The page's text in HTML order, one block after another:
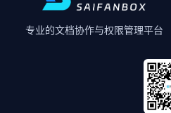
专业的文档协作与权限管理平台